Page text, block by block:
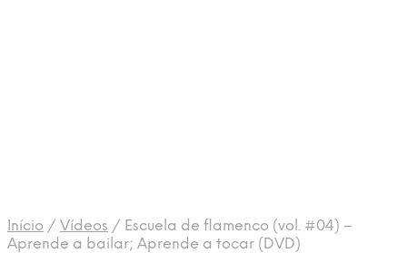
Início / Vídeos / Escuela de flamenco (vol. #04) –
Aprende a bailar; Aprende a tocar (DVD)